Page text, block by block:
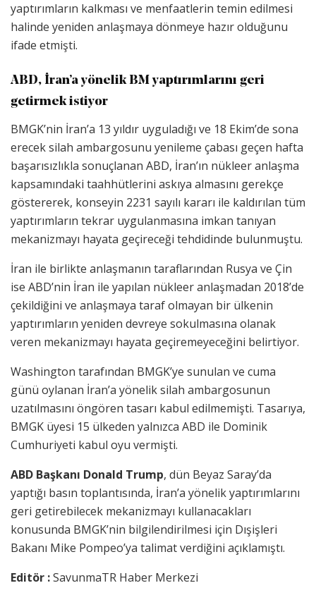
yaptırımların kalkması ve menfaatlerin temin edilmesi
halinde yeniden anlaşmaya dönmeye hazır olduğunu
ifade etmişti.
ABD, İran’a yönelik BM yaptırımlarını geri
getirmek istiyor
BMGK’nin İran’a 13 yıldır uyguladığı ve 18 Ekim’de sona
erecek silah ambargosunu yenileme çabası geçen hafta
başarısızlıkla sonuçlanan ABD, İran’ın nükleer anlaşma
kapsamındaki taahhütlerini askıya almasını gerekçe
göstererek, konseyin 2231 sayılı kararı ile kaldırılan tüm
yaptırımların tekrar uygulanmasına imkan tanıyan
mekanizmayı hayata geçireceği tehdidinde bulunmuştu.
İran ile birlikte anlaşmanın taraflarından Rusya ve Çin
ise ABD’nin İran ile yapılan nükleer anlaşmadan 2018’de
çekildiğini ve anlaşmaya taraf olmayan bir ülkenin
yaptırımların yeniden devreye sokulmasına olanak
veren mekanizmayı hayata geçiremeyeceğini belirtiyor.
Washington tarafından BMGK’ye sunulan ve cuma
günü oylanan İran’a yönelik silah ambargosunun
uzatılmasını öngören tasarı kabul edilmemişti. Tasarıya,
BMGK üyesi 15 ülkeden yalnızca ABD ile Dominik
Cumhuriyeti kabul oyu vermişti.
ABD Başkanı Donald Trump, dün Beyaz Saray’da
yaptığı basın toplantısında, İran’a yönelik yaptırımlarını
geri getirebilecek mekanizmayı kullanacakları
konusunda BMGK’nin bilgilendirilmesi için Dışişleri
Bakanı Mike Pompeo’ya talimat verdiğini açıklamıştı.
Editör :SavunmaTR Haber Merkezi